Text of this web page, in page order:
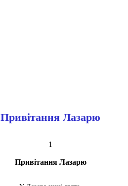
Привітання Лазарю
1
Привітання Лазарю